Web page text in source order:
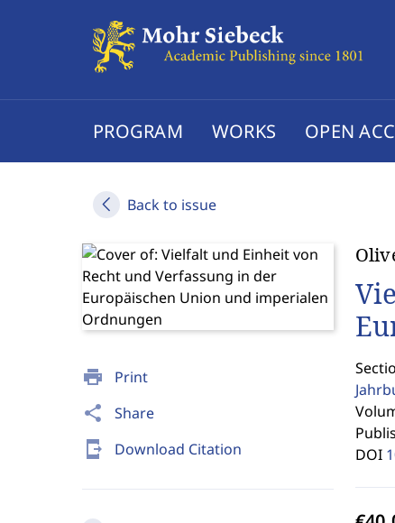
PROGRAM WORKS OPEN
Back to issue
print Print
share Share
send_to_mobile Download Citation
DOI